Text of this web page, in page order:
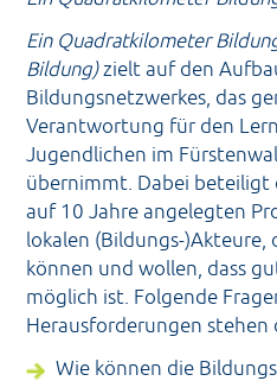
Ein Quadratkilometer
Bildung)zielt auf den
Bildungsnetzwerkes, das
Verantwortung für den
Jugendlichen im
übernimmt. Dabei beteiligt
auf 10 Jahre angelegten
lokalen (Bildungs-)Akteure,
können und wollen, dass
möglich ist. Folgende
Herausforderungen stehen
Wie können die